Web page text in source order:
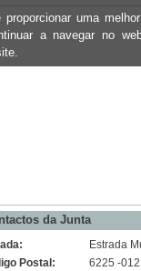
uma
a navegar no
da Junta
Estrada
Postal:
6225 -